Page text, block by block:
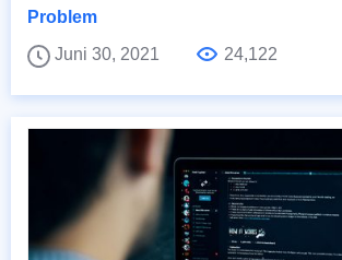
Problem
Juni 30, 2021
24,122